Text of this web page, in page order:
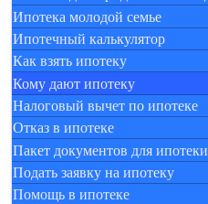
Ипотека молодой семье
Ипотечный калькулятор
Как взять ипотеку
Кому дают ипотеку
Налоговый вычет по ипотеке
Отказ в ипотеке
Пакет документов для ипотеки
Подать заявку на ипотеку
Помощь в ипотеке